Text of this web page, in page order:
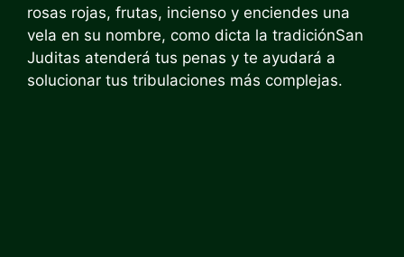
rosas rojas, frutas, incienso y enciendes una
vela en su nombre, como dicta la tradiciónSan
Juditas atenderá tus penas y te ayudará a
solucionar tus tribulaciones más complejas.